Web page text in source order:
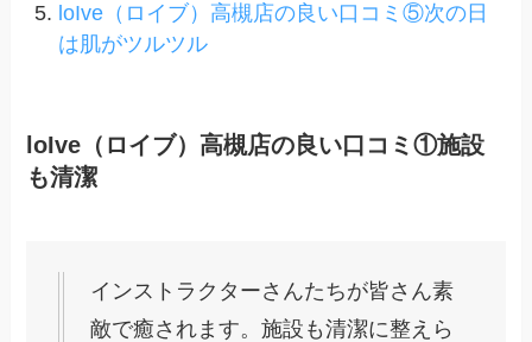
loIve（ロイブ）高槻店の良い口コミ⑤次の日
は肌がツルツル
loIve（ロイブ）高槻店の良い口コミ①施設
も清潔
インストラクターさんたちが皆さん素
敵で癒されます。施設も清潔に整えら